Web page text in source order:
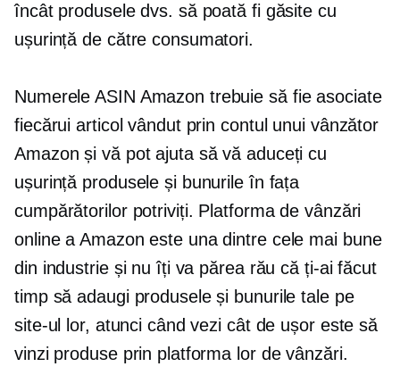
încât produsele dvs. să poată fi găsite cu
ușurință de către consumatori.
Numerele ASIN Amazon trebuie să fie asociate
fiecărui articol vândut prin contul unui vânzător
Amazon și vă pot ajuta să vă aduceți cu
ușurință produsele și bunurile în fața
cumpărătorilor potriviți. Platforma de vânzări
online a Amazon este una dintre cele mai bune
din industrie și nu îți va părea rău că ți-ai făcut
timp să adaugi produsele și bunurile tale pe
site-ul lor, atunci când vezi cât de ușor este să
vinzi produse prin platforma lor de vânzări.